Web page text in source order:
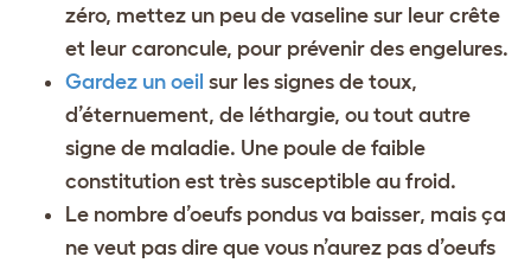
zéro, mettez un peu de vaseline sur leur crête
et leur caroncule, pour prévenir des engelures.
Gardez un oeil sur les signes de toux,
d’éternuement, de léthargie, ou tout autre
signe de maladie. Une poule de faible
constitution est très susceptible au froid.
Le nombre d’oeufs pondus va baisser, mais ça
ne veut pas dire que vous n’aurez pas d’oeufs